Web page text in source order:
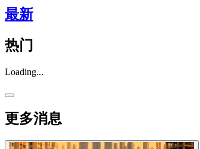
最新
热门
Loading...
更多消息